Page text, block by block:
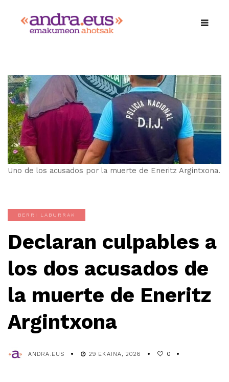
Uno de los acusados por la muerte de Eneritz Argintxona.
BERRI LABURRAK
Declaran culpables a
los dos acusados de
la muerte de Eneritz
Argintxona
ANDRA.EUS 29 EKAINA, 2026 0